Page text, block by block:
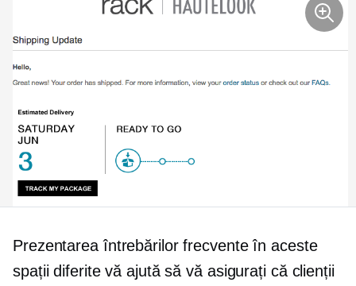
Prezentarea întrebărilor frecvente în aceste
spații diferite vă ajută să vă asigurați că clienții